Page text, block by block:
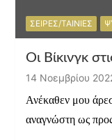
ΣΕΙΡΕΣ/ΤΑΙΝΙΕΣ
Οι Βίκινγκ
14 Νοεμβρίου
Ανέκαθεν μου
αναγνώστη ως